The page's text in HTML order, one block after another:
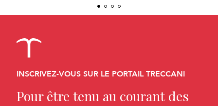
INSCRIVEZ-VOUS SUR LE PORTAIL TRECCANI
Pour être tenu au courant des